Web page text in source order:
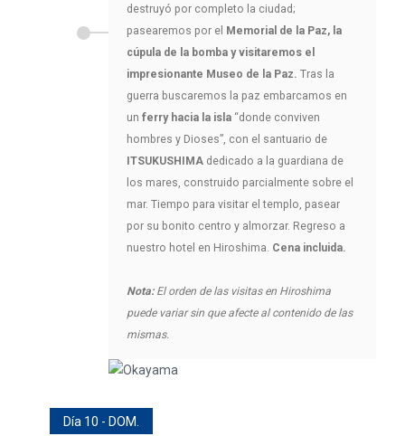
destruyó por completo la ciudad;
pasearemos por el Memorial de la Paz, la
cúpula de la bomba y visitaremos el
impresionante Museo de la Paz. Tras la
guerra buscaremos la paz embarcamos en
un ferry hacia la isla “donde conviven
hombres y Dioses”, con el santuario de
ITSUKUSHIMA dedicado a la guardiana de
los mares, construido parcialmente sobre el
mar. Tiempo para visitar el templo, pasear
por su bonito centro y almorzar. Regreso a
nuestro hotel en Hiroshima. Cena incluida.
Nota: El orden de las visitas en Hiroshima
puede variar sin que afecte al contenido de las
mismas.
Día 10 - DOM.